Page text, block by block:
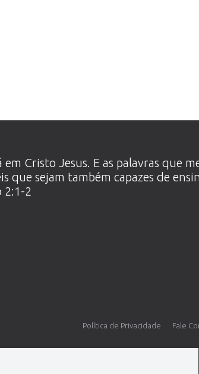
Cristo Jesus. E as palavras que
que sejam também capazes de
2:1-2
Política de Privacidade Fale